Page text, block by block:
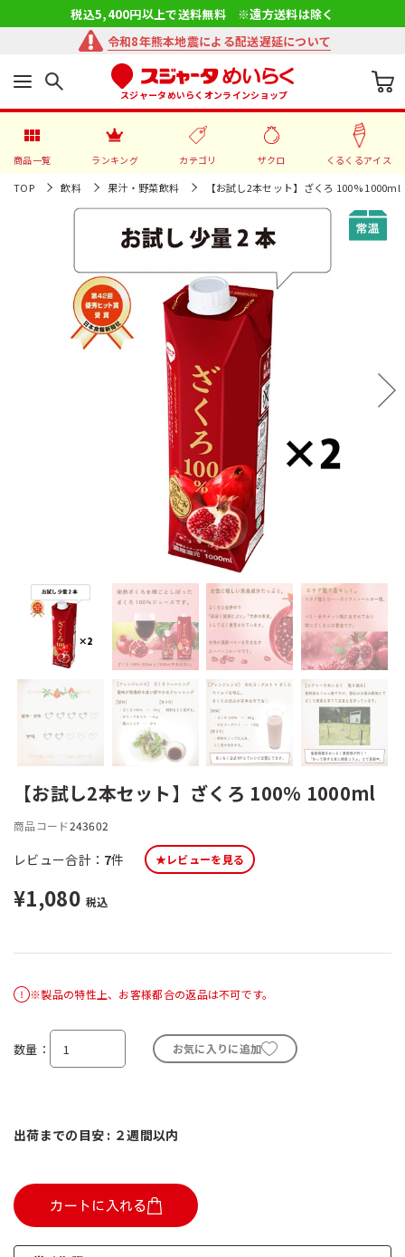
税込5,400円以上で送料無料 ※遠方送料は除く
令和8年熊本地震による配送遅延について
スジャータめいらくオンラインショップ
商品一覧 ランキング カテゴリ ザクロ くるくるアイス
TOP 飲料 果汁・野菜飲料 【お試し2本セット】ざくろ 100% 1000ml
【お試し2本セット】ざくろ 100% 1000ml
商品コード243602
レビュー合計： 7件 ★レビューを見る
¥1,080 税込
※製品の特性上、お客様都合の返品は不可です。
数量 お気に入りに追加
出荷までの目安 : ２週間以内
カートに入れる